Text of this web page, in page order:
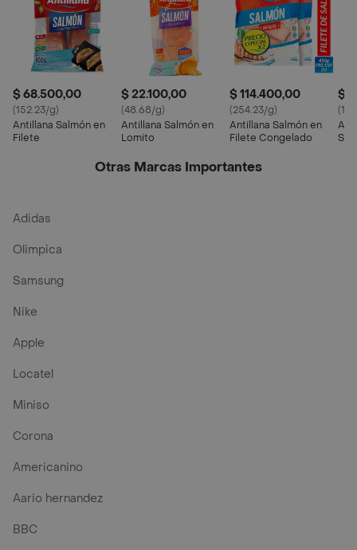
$ 68.500,00
(152.23/g)
Antillana Salmón en
Filete
$ 22.100,00
(48.68/g)
Antillana Salmón en
Lomito
$ 114.400,00
(254.23/g)
Antillana Salmón en
Filete Congelado
$
Otras Marcas Importantes
Adidas
Olimpica
Samsung
Nike
Apple
Locatel
Miniso
Corona
Americanino
Aario hernandez
BBC